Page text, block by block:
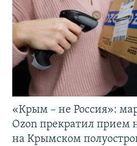
«Крым – не Россия»:
Ozon прекратил прием
на Крымском